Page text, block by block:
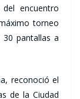
encuentro
torneo
30 pantallas a
reconoció el
de la Ciudad